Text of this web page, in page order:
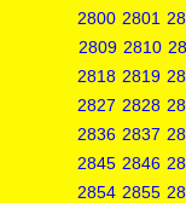
2800 2801
2809 2810
2818 2819
2827 2828
2836 2837
2845 2846
2854 2855